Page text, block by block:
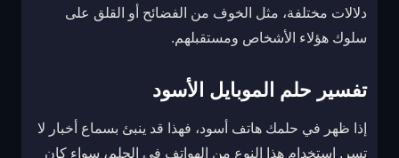
دلالات مختلفة، مثل الخوف من الفضائح أو القلق على
سلوك هؤلاء الأشخاص ومستقبلهم.
تفسير حلم الموبايل الأسود
إذا ظهر في حلمك هاتف أسود، فهذا قد ينبئ بسماع أخبار لا
تسر. استخدام هذا النوع من الهواتف في الحلم، سواء كان